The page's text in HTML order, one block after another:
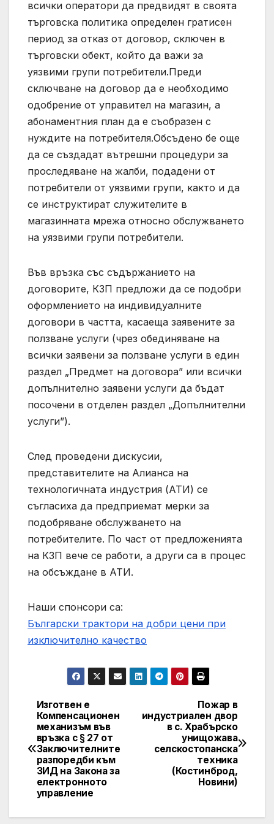
всички оператори да предвидят в своята
търговска политика определен гратисен
период за отказ от договор, сключен в
търговски обект, който да важи за
уязвими групи потребители.Преди
сключване на договор да е необходимо
одобрение от управител на магазин, а
абонаментния план да е съобразен с
нуждите на потребителя.Обсъдено бе още
да се създадат вътрешни процедури за
проследяване на жалби, подадени от
потребители от уязвими групи, както и да
се инструктират служителите в
магазинната мрежа относно обслужването
на уязвими групи потребители.
Във връзка със съдържанието на
договорите, КЗП предложи да се подобри
оформлението на индивидуалните
договори в частта, касаеща заявените за
ползване услуги (чрез обединяване на
всички заявени за ползване услуги в един
раздел „Предмет на договора” или всички
допълнително заявени услуги да бъдат
посочени в отделен раздел „Допълнителни
услуги”).
След проведени дискусии,
представителите на Алианса на
технологичната индустрия (АТИ) се
съгласиха да предприемат мерки за
подобряване обслужването на
потребителите. По част от предложенията
на КЗП вече се работи, а други са в процес
на обсъждане в АТИ.
Наши спонсори са:
Български трактори на добри цени при
изключително качество
Post
navigation
Пожар в
индустриален двор
в с. Храбърско
унищожава
селскостопанска
техника
(Костинброд,
Новини)
Изготвен е
Компенсационен
механизъм във
връзка с § 27 от
Заключителните
разпоредби към
ЗИД на Закона за
електронното
управление